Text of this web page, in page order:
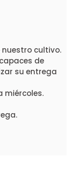
cultivo.
de
su entrega
miércoles.